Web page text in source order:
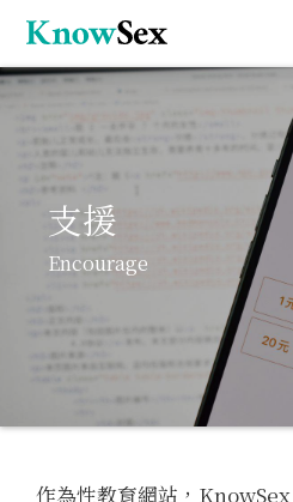
支援
Encourage
作為性教育網站，KnowSex